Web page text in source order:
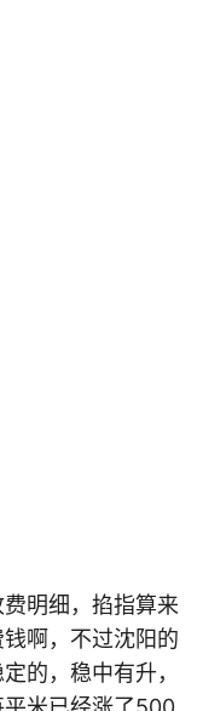
明细，掐指算来
啊，不过沈阳的
的，稳中有升，